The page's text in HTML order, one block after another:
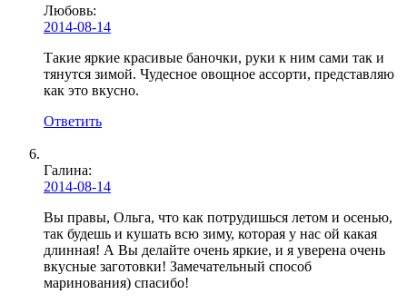
Любовь:
2014-08-14
Такие яркие красивые баночки, руки к ним сами так и
тянутся зимой. Чудесное овощное ассорти, представляю
как это вкусно.
Ответить
Галина:
2014-08-14
Вы правы, Ольга, что как потрудишься летом и осенью,
так будешь и кушать всю зиму, которая у нас ой какая
длинная! А Вы делайте очень яркие, и я уверена очень
вкусные заготовки! Замечательный способ
маринования) спасибо!